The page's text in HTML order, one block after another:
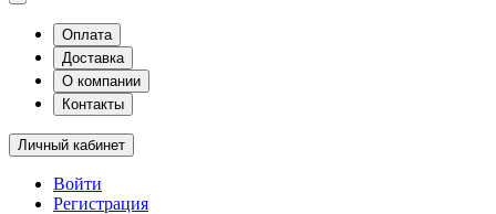
Оплата
Доставка
О компании
Контакты
Личный кабинет
Войти
Регистрация